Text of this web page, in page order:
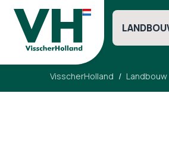
VisscherHolland Landbouw